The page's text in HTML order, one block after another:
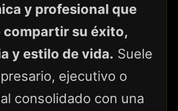
y profesional que
compartir su éxito,
y estilo de vida. Suele
ejecutivo o
consolidado con una